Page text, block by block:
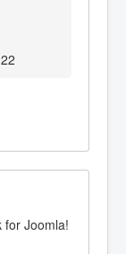
for Joomla!